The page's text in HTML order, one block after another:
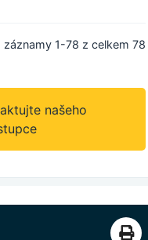
záznamy 1-78 z celkem 78
našeho